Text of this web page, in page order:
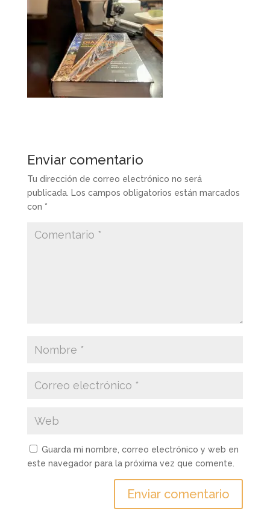
Enviar comentario
Tu dirección de correo electrónico no será
publicada. Los campos obligatorios están marcados
con *
Guarda mi nombre, correo electrónico y web en
este navegador para la próxima vez que comente.